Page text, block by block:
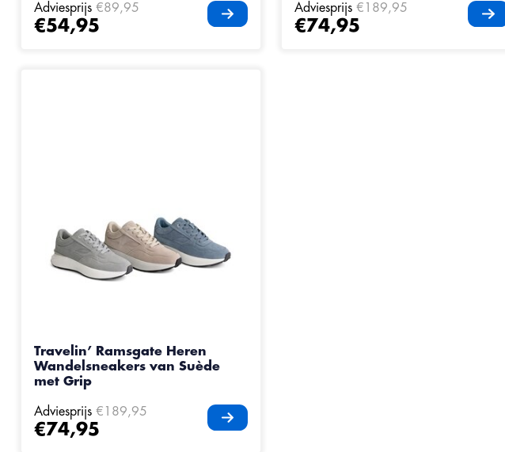
Adviesprijs €89,95
€54,95
Adviesprijs €189,95
€74,95
Travelin’ Ramsgate Heren
Wandelsneakers van Suède
met Grip
Adviesprijs €189,95
€74,95